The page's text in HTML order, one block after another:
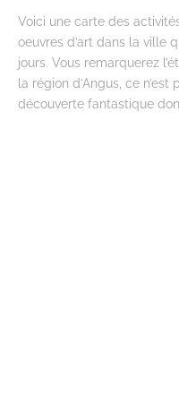
Voici une carte des
oeuvres d’art dans la ville
jours. Vous remarquerez
la région d’Angus, ce
découverte fantastique